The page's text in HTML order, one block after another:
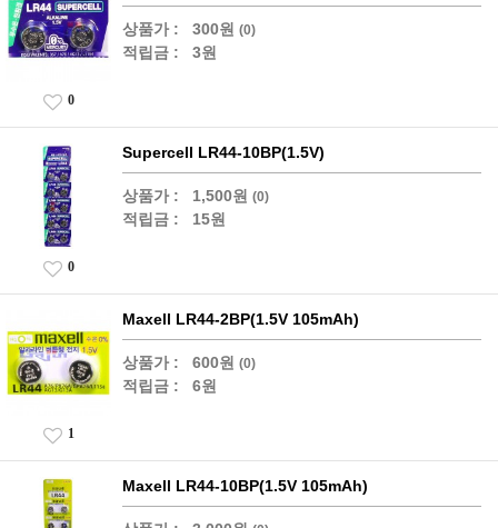
상품가 : 300원 (0)
적립금 : 3원
0
Supercell LR44-10BP(1.5V)
상품가 : 1,500원 (0)
적립금 : 15원
0
Maxell LR44-2BP(1.5V 105mAh)
상품가 : 600원 (0)
적립금 : 6원
1
Maxell LR44-10BP(1.5V 105mAh)